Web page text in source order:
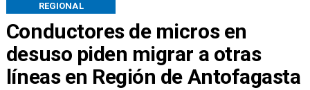
Conductores de micros en
desuso piden migrar a otras
líneas en Región de Antofagasta
REGIONAL